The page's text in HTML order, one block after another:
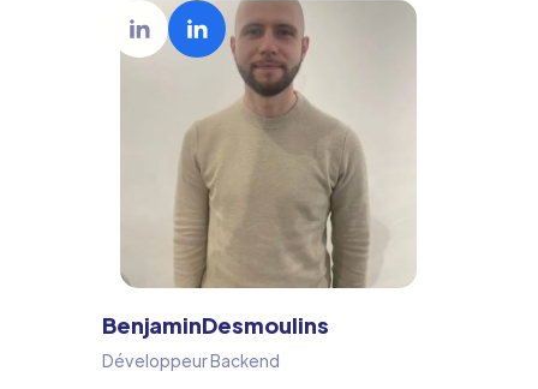
BenjaminDesmoulins
Développeur Backend